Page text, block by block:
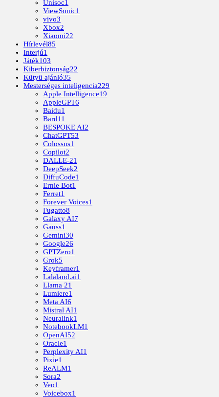
Unisoc1
ViewSonic1
vivo3
Xbox2
Xiaomi22
Hírlevél85
Interjú1
Játék103
Kiberbiztonság22
Kütyü ajánló35
Mesterséges inteligencia229
Apple Intelligence19
AppleGPT6
Baidu1
Bard11
BESPOKE AI2
ChatGPT53
Colossus1
Copilot2
DALLE-21
DeepSeek2
DiffuCode1
Ernie Bot1
Ferret1
Forever Voices1
Fugatto8
Galaxy AI7
Gauss1
Gemini30
Google26
GPTZero1
Grok5
Keyframer1
Lalaland.ai1
Llama 21
Lumiere1
Meta AI6
Mistral AI1
Neuralink1
NotebookLM1
OpenAI52
Oracle1
Perplexity AI1
Pixie1
ReALM1
Sora2
Veo1
Voicebox1